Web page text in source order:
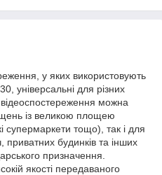
у яких використовують
універсальні для різних
можна
із великою площею
супермаркети тощо), так і для
приватних будинків та інших
призначення.
якості передаваного